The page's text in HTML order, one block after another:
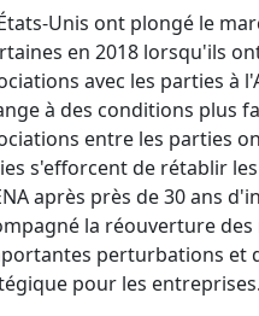
Unis ont plongé le
en 2018 lorsqu'ils
avec les parties à
à des conditions plus
entre les parties
s'efforcent de rétablir
après près de 30 ans
la réouverture
perturbations et
pour les entreprises.